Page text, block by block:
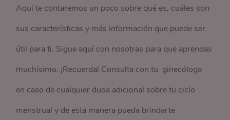
Aquí te contaremos un poco sobre qué es, cuáles son
sus características y más información que puede ser
útil para ti. Sigue aquí con nosotras para que aprendas
muchísimo. ¡Recuerda! Consulta con tu ginecóloga
en caso de cualquier duda adicional sobre tu ciclo
menstrual y de esta manera pueda brindarte